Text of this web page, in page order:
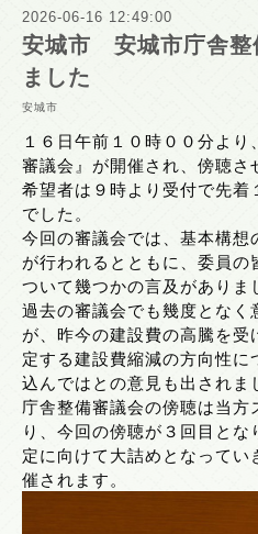
2026-06-16 12:49:00
安城市 安城市庁舎整
ました
安城市
１６日午前１０時００分よ
審議会』が開催され、傍聴
希望者は９時より受付で先着
でした。
今回の審議会では、基本構
が行われるとともに、委員
ついて幾つかの言及がありま
過去の審議会でも幾度となく
が、昨今の建設費の高騰を
定する建設費縮減の方向性に
込んではとの意見も出されま
庁舎整備審議会の傍聴は当方
り、今回の傍聴が３回目と
定に向けて大詰めとなって
催されます。